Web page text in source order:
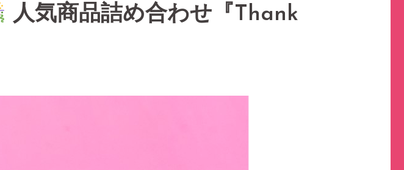
人気商品詰め合わせ『Thank